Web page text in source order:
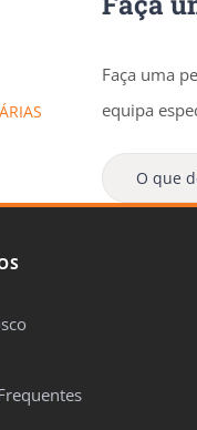
Faça uma
equipa